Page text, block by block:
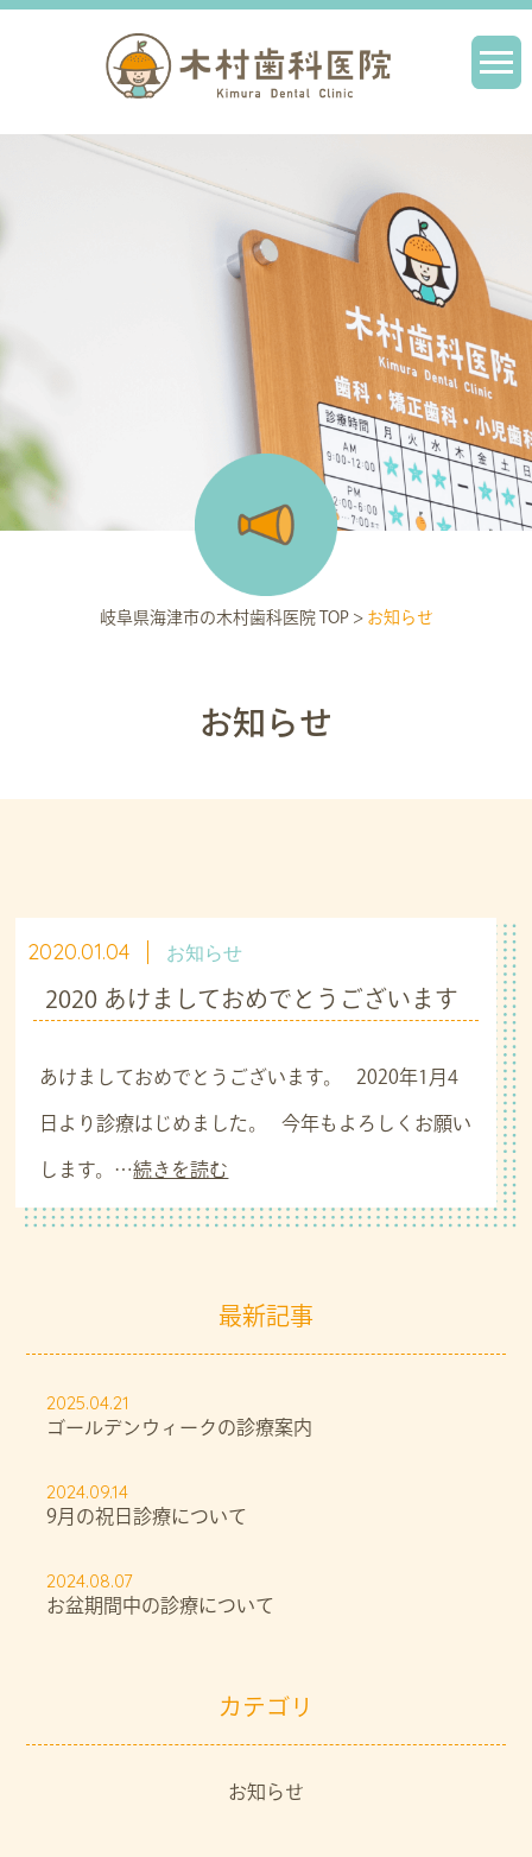
岐阜県海津市の木村歯科医院 TOP> お知らせ
お知らせ
2020.01.04 お知らせ
2020 あけましておめでとうございます
あけましておめでとうございます。 2020年1月4
日より診療はじめました。 今年もよろしくお願い
します。…続きを読む
最新記事
2025.04.21
ゴールデンウィークの診療案内
2024.09.14
9月の祝日診療について
2024.08.07
お盆期間中の診療について
カテゴリ
お知らせ